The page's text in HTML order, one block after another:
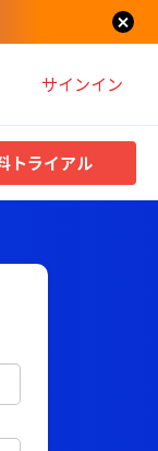
サインイン
トライアル